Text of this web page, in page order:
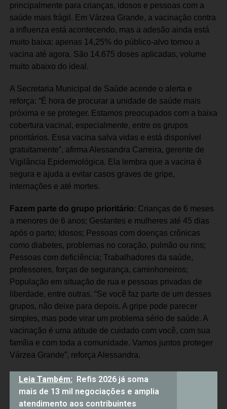
principalmente para crianças, idosos e pessoas com a
saúde mais frágil. Em Várzea Grande, a vacinação contra
a influenza está acontecendo, mas a adesão ainda está
muito baixa: apenas 14,25% do público-alvo tomou a
vacina até agora. São 14.675 doses aplicadas, volume
muito abaixo do ideal.
A Secretaria Municipal de Saúde acende o alerta e
reforça: “É hora de procurar a unidade de saúde mais
próxima e se proteger. Estamos preocupados com a baixa
cobertura vacinal, especialmente, entre os grupos
prioritários. Essa vacina salva vidas e está disponível
gratuitamente”, afirma Alessandra Carreira, gerente de
Vigilância Epidemiológica. Ela lembra que a vacina é
segura e ajuda a evitar casos graves de gripe,
internações e até mortes.
Fazem parte do grupo prioritário: Crianças de 6 meses
a menores de 6 anos; Gestantes e mulheres até 45 dias
após o parto; Idosos; Pessoas com doenças crônicas
como diabetes, problemas no coração, pulmão ou rins;
Pessoas com deficiência; Trabalhadores da saúde,
professores, forças de segurança, caminhoneiros;
População em situação de rua e pessoas privadas de
liberdade, entre outras. “Se você faz parte de um desses
grupos, não deixe para depois. A gripe pode parecer
simples, mas pode virar um problema sério de saúde. A
vacinação é uma atitude de cuidado com você, com sua
família e com toda a comunidade. Vamos juntos proteger
Várzea Grande”, reforça Alessandra.
Leia Também: Refis 2026 já soma
mais de 13 mil negociações e amplia
atendimento aos contribuintes